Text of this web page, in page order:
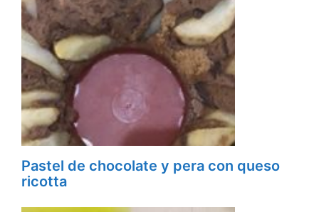
Pastel de chocolate y pera con queso
ricotta